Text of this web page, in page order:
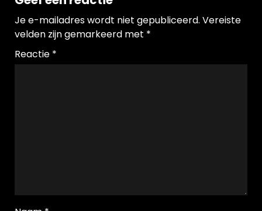
Je e-mailadres wordt niet gepubliceerd. Vereiste
velden zijn gemarkeerd met *
Reactie *